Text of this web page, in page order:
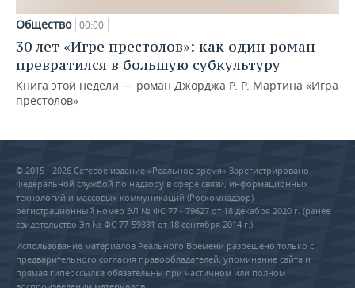
Общество 00:00
30 лет «Игре престолов»: как один роман
превратился в большую субкультуру
Книга этой недели — роман Джорджа Р. Р. Мартина «Игра
престолов»
© 2015 - 2026 Сетевое издание «Реальное время» Зарегистрировано
Федеральной службой по надзору в сфере связи, информационных
технологий и массовых коммуникаций (Роскомнадзор) –
регистрационный номер ЭЛ № ФС 77 - 79627 от 18 декабря 2020 г. (ранее
свидетельство Эл № ФС 77-59331 от 18 сентября 2014 г.)
Использование материалов Реального Времени разрешено только с
предварительного согласия правообладателей, упоминание сайта и
прямая гиперссылка обязательны при частичном или полном